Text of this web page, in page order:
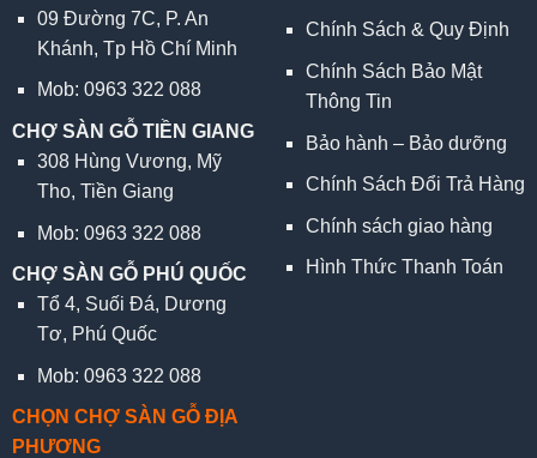
09 Đường 7C, P. An
Khánh, Tp Hồ Chí Minh
Mob: 0963 322 088
CHỢ SÀN GỖ TIỀN GIANG
308 Hùng Vương, Mỹ
Tho, Tiền Giang
Mob: 0963 322 088
CHỢ SÀN GỖ PHÚ QUỐC
Tổ 4, Suối Đá, Dương
Tơ, Phú Quốc
Mob: 0963 322 088
CHỌN CHỢ SÀN GỖ ĐỊA
PHƯƠNG
Chính Sách & Quy Định
Chính Sách Bảo Mật
Thông Tin
Bảo hành – Bảo dưỡng
Chính Sách Đổi Trả Hàng
Chính sách giao hàng
Hình Thức Thanh Toán